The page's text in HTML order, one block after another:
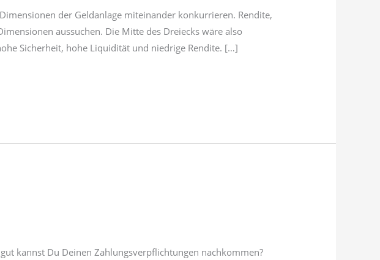
der Geldanlage miteinander konkurrieren. Rendite,
aussuchen. Die Mitte des Dreiecks wäre also
Sicherheit, hohe Liquidität und niedrige Rendite. […]
kannst Du Deinen Zahlungsverpflichtungen nachkommen?